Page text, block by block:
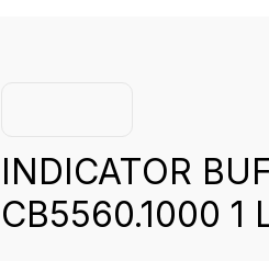
INDICATOR
CB5560.1000 1